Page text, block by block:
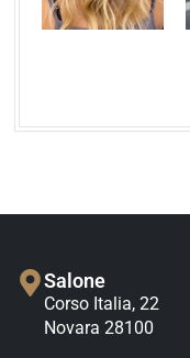
Salone
Corso Italia, 22
Novara 28100